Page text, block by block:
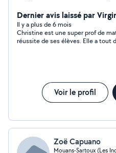
petits élèves sont ma plus
Dernier avis laissé par
Il y a plus de 6 mois
Christine est une super prof de
réussite de ses élèves. Elle a tout
Voir le profil
Zoë Capuano
Mouans-Sartoux (Les